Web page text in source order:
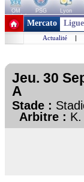
OM PSG Lyon
+ de clubs
Mercato
Actualité |
Jeu. 30
A
Stade :
Arbitre :